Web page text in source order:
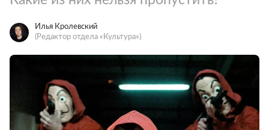
Илья Кролевский
(Редактор отдела «Культура»)